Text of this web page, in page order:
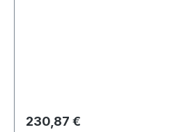
Regulärer Preis:
230,87 €